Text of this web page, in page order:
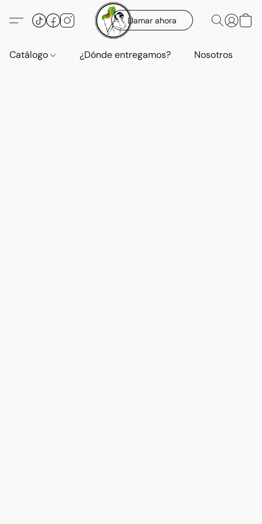
Llamar ahora
Catálogo ¿Dónde entregamos? Nosotros